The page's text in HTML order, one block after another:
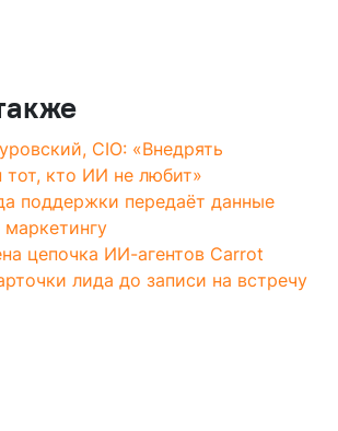
CIO: «Внедрять
кто ИИ не любит»
поддержки передаёт данные
маркетингу
цепочка ИИ-агентов Carrot
лида до записи на встречу